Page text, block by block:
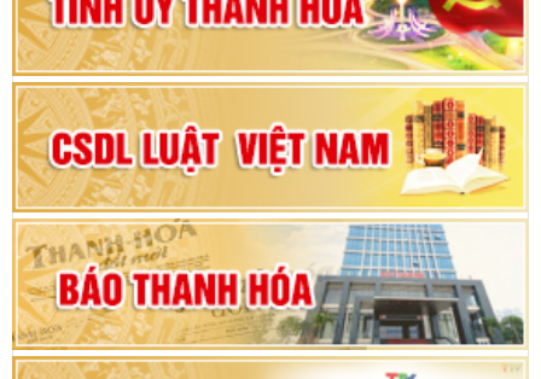
Đại hội đại biểu Đảng bộ xã Yên Thọ lần thứ I,
nhiệm kỳ 2025 – 2030
Đại hội Đảng bộ xã Yên Ninh lần thứ nhất,
nhiệm kỳ 2025 - 2030
Khai mạc Kỳ họp bất thường lần thứ 9, Quốc
hội khóa XV
Phiên thảo luận Kỳ họp thứ 24, HĐND tỉnh
Thanh Hóa khóa XVIII, nhiệm kỳ 2021 - 2026